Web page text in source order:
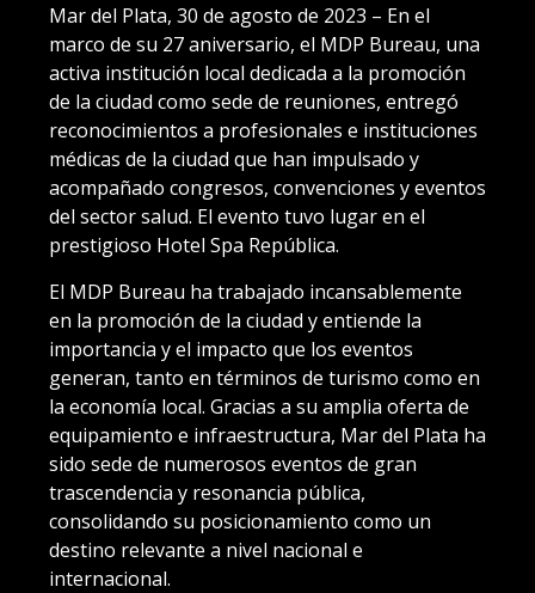
Mar del Plata, 30 de agosto de 2023 – En el
marco de su 27 aniversario, el MDP Bureau, una
activa institución local dedicada a la promoción
de la ciudad como sede de reuniones, entregó
reconocimientos a profesionales e instituciones
médicas de la ciudad que han impulsado y
acompañado congresos, convenciones y eventos
del sector salud. El evento tuvo lugar en el
prestigioso Hotel Spa República.
El MDP Bureau ha trabajado incansablemente
en la promoción de la ciudad y entiende la
importancia y el impacto que los eventos
generan, tanto en términos de turismo como en
la economía local. Gracias a su amplia oferta de
equipamiento e infraestructura, Mar del Plata ha
sido sede de numerosos eventos de gran
trascendencia y resonancia pública,
consolidando su posicionamiento como un
destino relevante a nivel nacional e
internacional.